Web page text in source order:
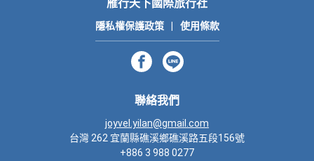
雁行天下國際旅行社
隱私權保護政策 使用條款
聯絡我們
joyvel.yilan@gmail.com
台灣 262 宜蘭縣礁溪鄉礁溪路五段156號
+886 3 988 0277